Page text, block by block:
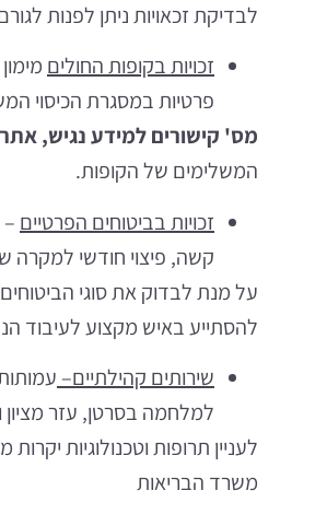
לבדיקת זכאויות ניתן לפנות
זכויות בקופות החולים
פרטיות במסגרת הכיסוי
מס' קישורים למידע נגיש,
המשלימים של הקופות.
זכויות בביטוחים הפרטיים –
קשה, פיצוי חודשי למקרה
על מנת לבדוק את סוגי
להסתייע באיש מקצוע לעיבוד
שירותים קהילתיים–
למלחמה בסרטן, עזר מציון
לעניין תרופות וטכנולוגיות
משרד הבריאות